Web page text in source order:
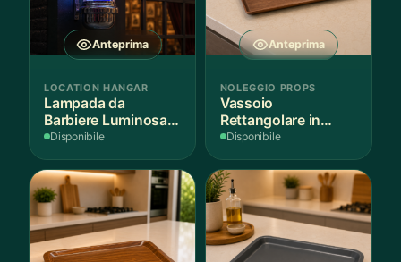
Anteprima
LOCATION HANGAR
Lampada da
Barbiere Luminosa
Rotante
Disponibile
Anteprima
NOLEGGIO PROPS
Vassoio
Rettangolare in
Legno Scuro
Disponibile